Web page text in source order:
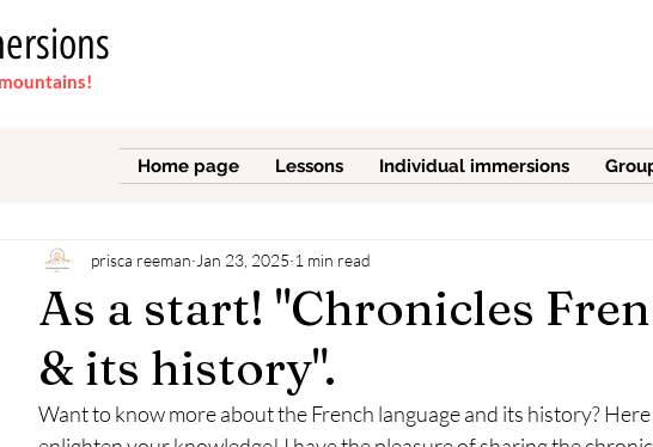
As a start! "Chronicles
& its history".
prisca reeman Jan 23, 2025 1 min read
Want to know more about the French language and its history?
Home page Lessons Individual immersions